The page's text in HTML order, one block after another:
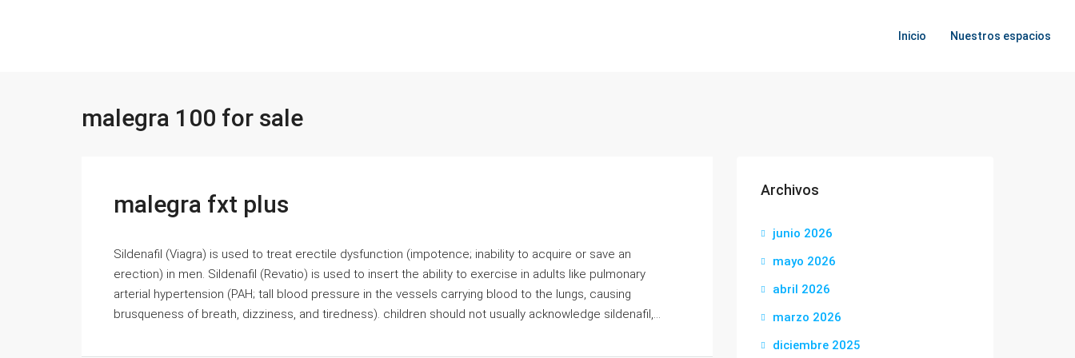
Inicio Nuestros espacios
malegra 100 for sale
malegra fxt plus
Sildenafil (Viagra) is used to treat erectile dysfunction (impotence; inability to acquire or save an
erection) in men. Sildenafil (Revatio) is used to insert the ability to exercise in adults like pulmonary
arterial hypertension (PAH; tall blood pressure in the vessels carrying blood to the lungs, causing
brusqueness of breath, dizziness, and tiredness). children should not usually acknowledge sildenafil,...
Archivos
junio 2026
mayo 2026
abril 2026
marzo 2026
diciembre 2025